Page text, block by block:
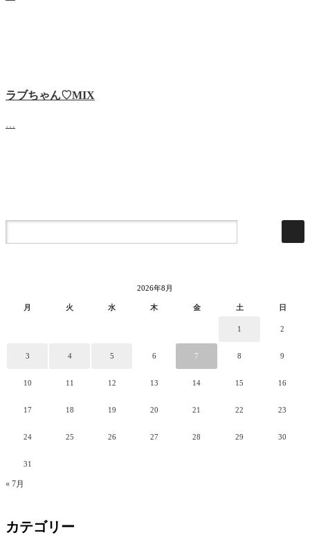
ラブちゃん♡MIX
2026年8月
月 火 水 木 金 土 日
1 2
3 4 5 6 7 8 9
10 11 12 13 14 15 16
17 18 19 20 21 22 23
24 25 26 27 28 29 30
31
« 7月
カテゴリー